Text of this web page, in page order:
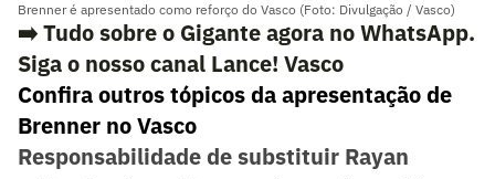
Brenner é apresentado como reforço do Vasco (Foto: Divulgação / Vasco)
➡️ Tudo sobre o Gigante agora no WhatsApp.
Siga o nosso canal Lance! Vasco
Confira outros tópicos da apresentação de
Brenner no Vasco
Responsabilidade de substituir Rayan